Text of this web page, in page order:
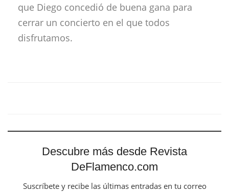
que Diego concedió de buena gana para
cerrar un concierto en el que todos
disfrutamos.
Descubre más desde Revista
DeFlamenco.com
Suscríbete y recibe las últimas entradas en tu correo